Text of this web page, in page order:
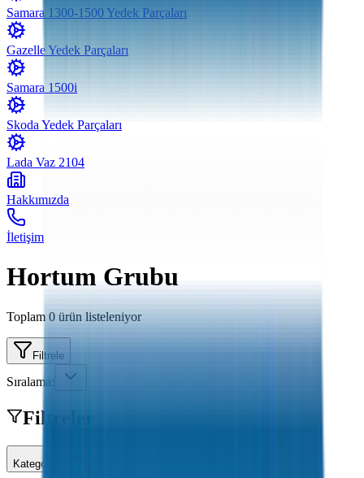
Samara 1300-1500 Yedek Parçaları
Gazelle Yedek Parçaları
Samara 1500i
Skoda Yedek Parçaları
Lada Vaz 2104
Hakkımızda
İletişim
Hortum Grubu
Toplam 0 ürün listeleniyor
Filtrele
Sıralama:
Filtreler
Kategoriler